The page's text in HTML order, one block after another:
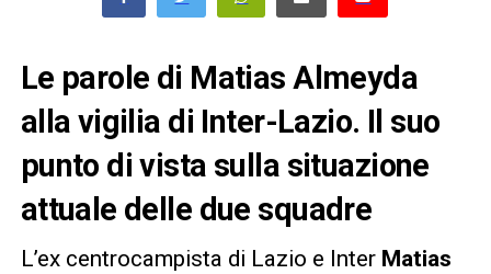
Le parole di Matias Almeyda
alla vigilia di Inter-Lazio. Il suo
punto di vista sulla situazione
attuale delle due squadre
L’ex centrocampista di Lazio e Inter Matias